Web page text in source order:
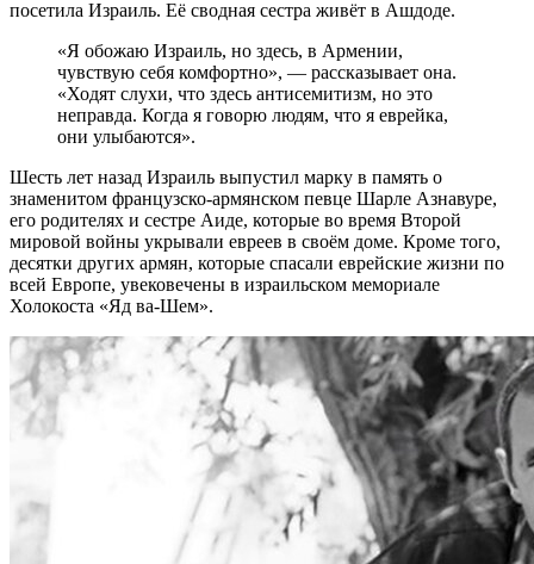
посетила Израиль. Её сводная сестра живёт в Ашдоде.
«Я обожаю Израиль, но здесь, в Армении,
чувствую себя комфортно», — рассказывает она.
«Ходят слухи, что здесь антисемитизм, но это
неправда. Когда я говорю людям, что я еврейка,
они улыбаются».
Шесть лет назад Израиль выпустил марку в память о
знаменитом французско-армянском певце Шарле Азнавуре,
его родителях и сестре Аиде, которые во время Второй
мировой войны укрывали евреев в своём доме. Кроме того,
десятки других армян, которые спасали еврейские жизни по
всей Европе, увековечены в израильском мемориале
Холокоста «Яд ва-Шем».